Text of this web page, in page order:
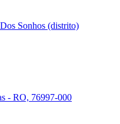
Sonhos (distrito)
- RO, 76997-000